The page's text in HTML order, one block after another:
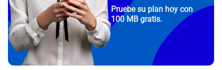
Pruebe su plan hoy con
100 MB gratis.